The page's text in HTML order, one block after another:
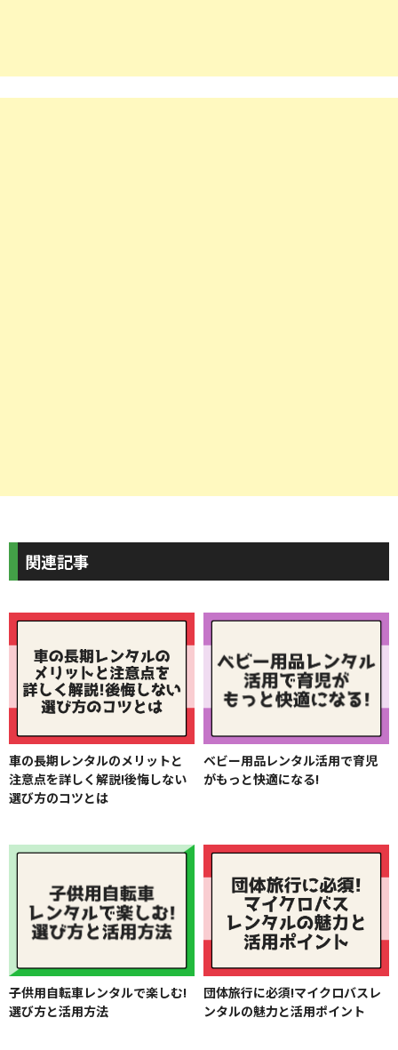
関連記事
車の長期レンタルのメリットと
注意点を詳しく解説!後悔しない
選び方のコツとは
ベビー用品レンタル活用で育児
がもっと快適になる!
子供用自転車レンタルで楽しむ!
選び方と活用方法
団体旅行に必須!マイクロバスレ
ンタルの魅力と活用ポイント